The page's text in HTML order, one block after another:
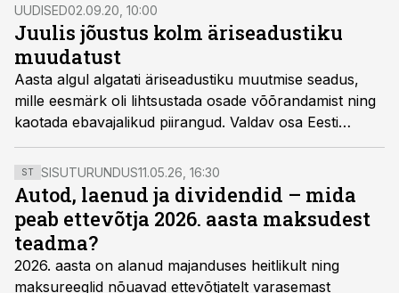
UUDISED02.09.20, 10:00
Juulis jõustus kolm äriseadustiku
muudatust
Aasta algul algatati äriseadustiku muutmise seadus,
mille eesmärk oli lihtsustada osade võõrandamist ning
kaotada ebavajalikud piirangud. Valdav osa Eesti
naaberriike, näiteks Soome, Rootsi, Läti ja Leedu, ei
nõua osade võõrandamisel nii ranget vormi kui Eesti.
ST SISUTURUNDUS11.05.26, 16:30
Autod, laenud ja dividendid – mida
peab ettevõtja 2026. aasta maksudest
teadma?
2026. aasta on alanud majanduses heitlikult ning
maksureeglid nõuavad ettevõtjatelt varasemast